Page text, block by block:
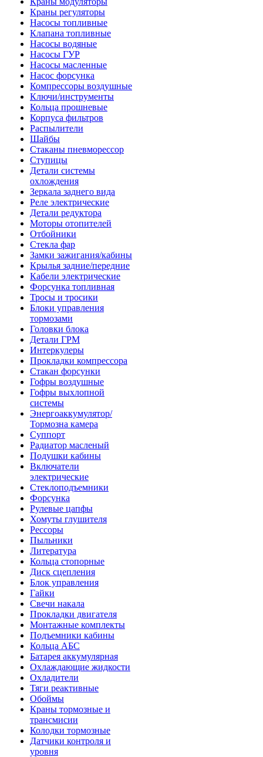
Краны регуляторы
Насосы топливные
Клапана топливные
Насосы водяные
Насосы ГУР
Насосы масленные
Насос форсунка
Компрессоры воздушные
Ключи/инструменты
Кольца прошневые
Корпуса фильтров
Распылители
Шайбы
Стаканы пневморессор
Ступицы
Детали системы
охлождения
Зеркала заднего вида
Реле электрические
Детали редуктора
Моторы отопителей
Отбойники
Стекла фар
Замки зажигания/кабины
Крылья задние/передние
Кабели электрические
Форсунка топливная
Тросы и тросики
Блоки управления
тормозами
Головки блока
Детали ГРМ
Интеркулеры
Прокладки компрессора
Стакан форсунки
Гофры воздушные
Гофры выхлопной
системы
Энергоаккумулятор/
Тормозна камера
Суппорт
Радиатор масленый
Подушки кабины
Включатели
электрические
Стеклоподъемники
Форсунка
Рулевые цапфы
Хомуты глушителя
Рессоры
Пыльники
Литература
Кольца стопорные
Диск сцепления
Блок управления
Гайки
Свечи накала
Прокладки двигателя
Монтажные комплекты
Подъемники кабины
Кольца АБС
Батарея аккумулярная
Охлаждающие жидкости
Охладители
Тяги реактивные
Обоймы
Краны тормозные и
трансмисии
Колодки тормозные
Датчики контроля и
уровня